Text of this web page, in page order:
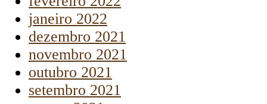
janeiro 2022
dezembro 2021
novembro 2021
outubro 2021
setembro 2021